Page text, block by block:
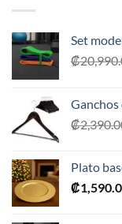
Set
₡
Ganchos
₡
Plato
₡